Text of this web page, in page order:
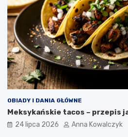
OBIADY I DANIA GŁÓWNE
Meksykańskie tacos – przepis
24 lipca 2026 Anna Kowalczyk